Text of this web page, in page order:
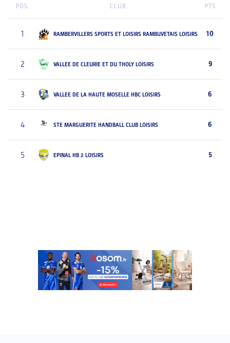
POS. CLUB PTS
1 RAMBERVILLERS SPORTS ET LOISIRS RAMBUVETAIS LOISIRS 10
2 VALLEE DE CLEURIE ET DU THOLY LOISIRS 9
3 VALLEE DE LA HAUTE MOSELLE HBC LOISIRS 6
4 STE MARGUERITE HANDBALL CLUB LOISIRS 6
5 EPINAL HB 2 LOISIRS 5